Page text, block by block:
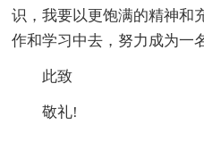
识，我要以更饱满的精神和
作和学习中去，努力成为一
此致
敬礼!